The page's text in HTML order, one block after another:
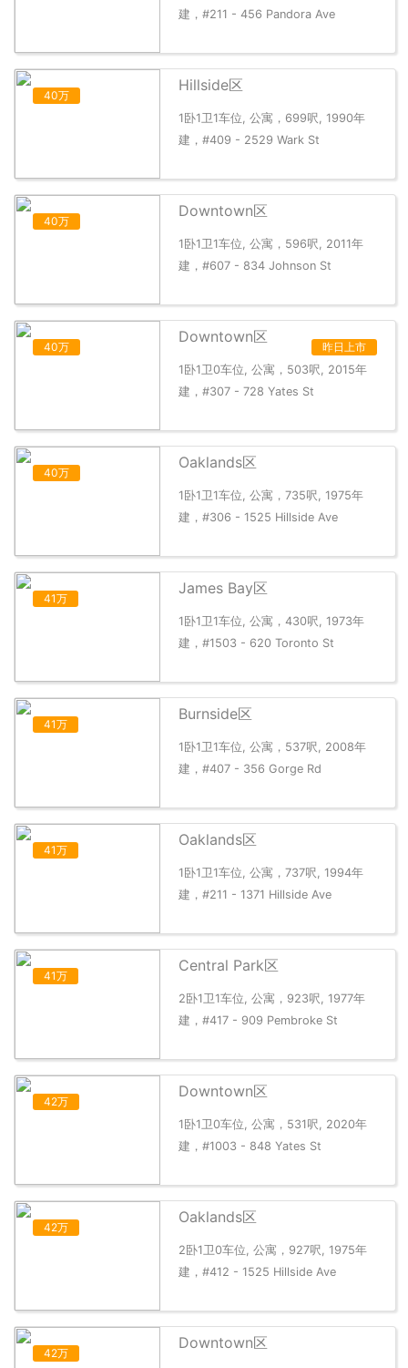
建，#211 - 456 Pandora Ave
40万
Hillside区
1卧1卫1车位, 公寓，699呎, 1990年
建，#409 - 2529 Wark St
40万
Downtown区
1卧1卫1车位, 公寓，596呎, 2011年
建，#607 - 834 Johnson St
40万 昨日上市
Downtown区
1卧1卫0车位, 公寓，503呎, 2015年
建，#307 - 728 Yates St
40万
Oaklands区
1卧1卫1车位, 公寓，735呎, 1975年
建，#306 - 1525 Hillside Ave
41万
James Bay区
1卧1卫1车位, 公寓，430呎, 1973年
建，#1503 - 620 Toronto St
41万
Burnside区
1卧1卫1车位, 公寓，537呎, 2008年
建，#407 - 356 Gorge Rd
41万
Oaklands区
1卧1卫1车位, 公寓，737呎, 1994年
建，#211 - 1371 Hillside Ave
41万
Central Park区
2卧1卫1车位, 公寓，923呎, 1977年
建，#417 - 909 Pembroke St
42万
Downtown区
1卧1卫0车位, 公寓，531呎, 2020年
建，#1003 - 848 Yates St
42万
Oaklands区
2卧1卫0车位, 公寓，927呎, 1975年
建，#412 - 1525 Hillside Ave
42万
Downtown区